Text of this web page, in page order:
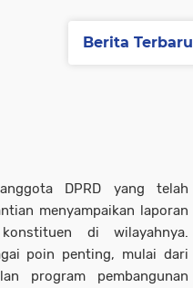
DPRD yang telah
menyampaikan laporan
di wilayahnya.
poin penting, mulai dari
program pembangunan
Berita Terbaru